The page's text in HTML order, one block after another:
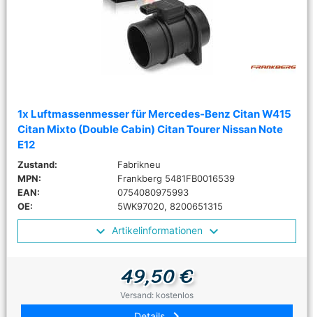
1x Luftmassenmesser für Mercedes-Benz Citan W415
Citan Mixto (Double Cabin) Citan Tourer Nissan Note
E12
Zustand:
Fabrikneu
MPN:
Frankberg 5481FB0016539
EAN:
0754080975993
OE:
5WK97020, 8200651315
Artikelinformationen
49,50 €
Versand: kostenlos